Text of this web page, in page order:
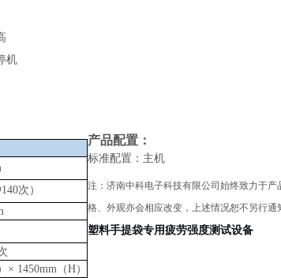
机
次）
× 1450mm（H）
产品配置 ：
标准配置：主机
注： 济南中科电子科技有限公司 始终致力于产
格、外观亦会相应改变，上述情况恕不另行通
塑料手提袋专用疲劳强度测试设备